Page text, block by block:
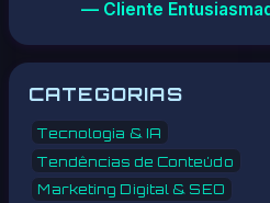
— Cliente
CATEGORIAS
Tecnologia & IA
Tendências de Conteúdo
Marketing Digital & SEO